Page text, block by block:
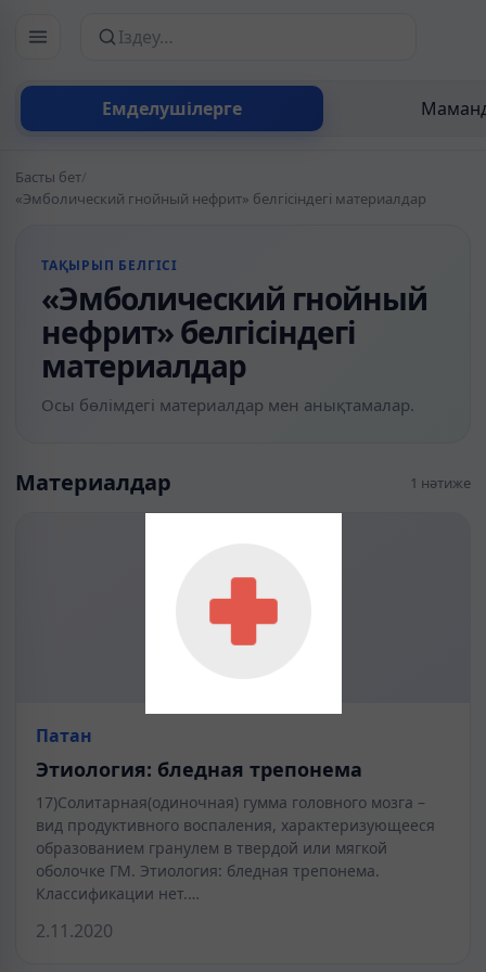
Емделушілерге
Сайттан іздеу
Басты бет/
«Эмболический гнойный нефрит» белгісіндегі материалдар
ТАҚЫРЫП БЕЛГІСІ
«Эмболический гнойный
нефрит» белгісіндегі
материалдар
Осы бөлімдегі материалдар мен анықтамалар.
Материалдар 1 нәтиже
Патан
Этиология: бледная трепонема
17)Солитарная(одиночная) гумма головного мозга –
вид продуктивного воспаления, характеризующееся
образованием гранулем в твердой или мягкой
оболочке ГМ. Этиология: бледная трепонема.
Классификации нет.…
2.11.2020